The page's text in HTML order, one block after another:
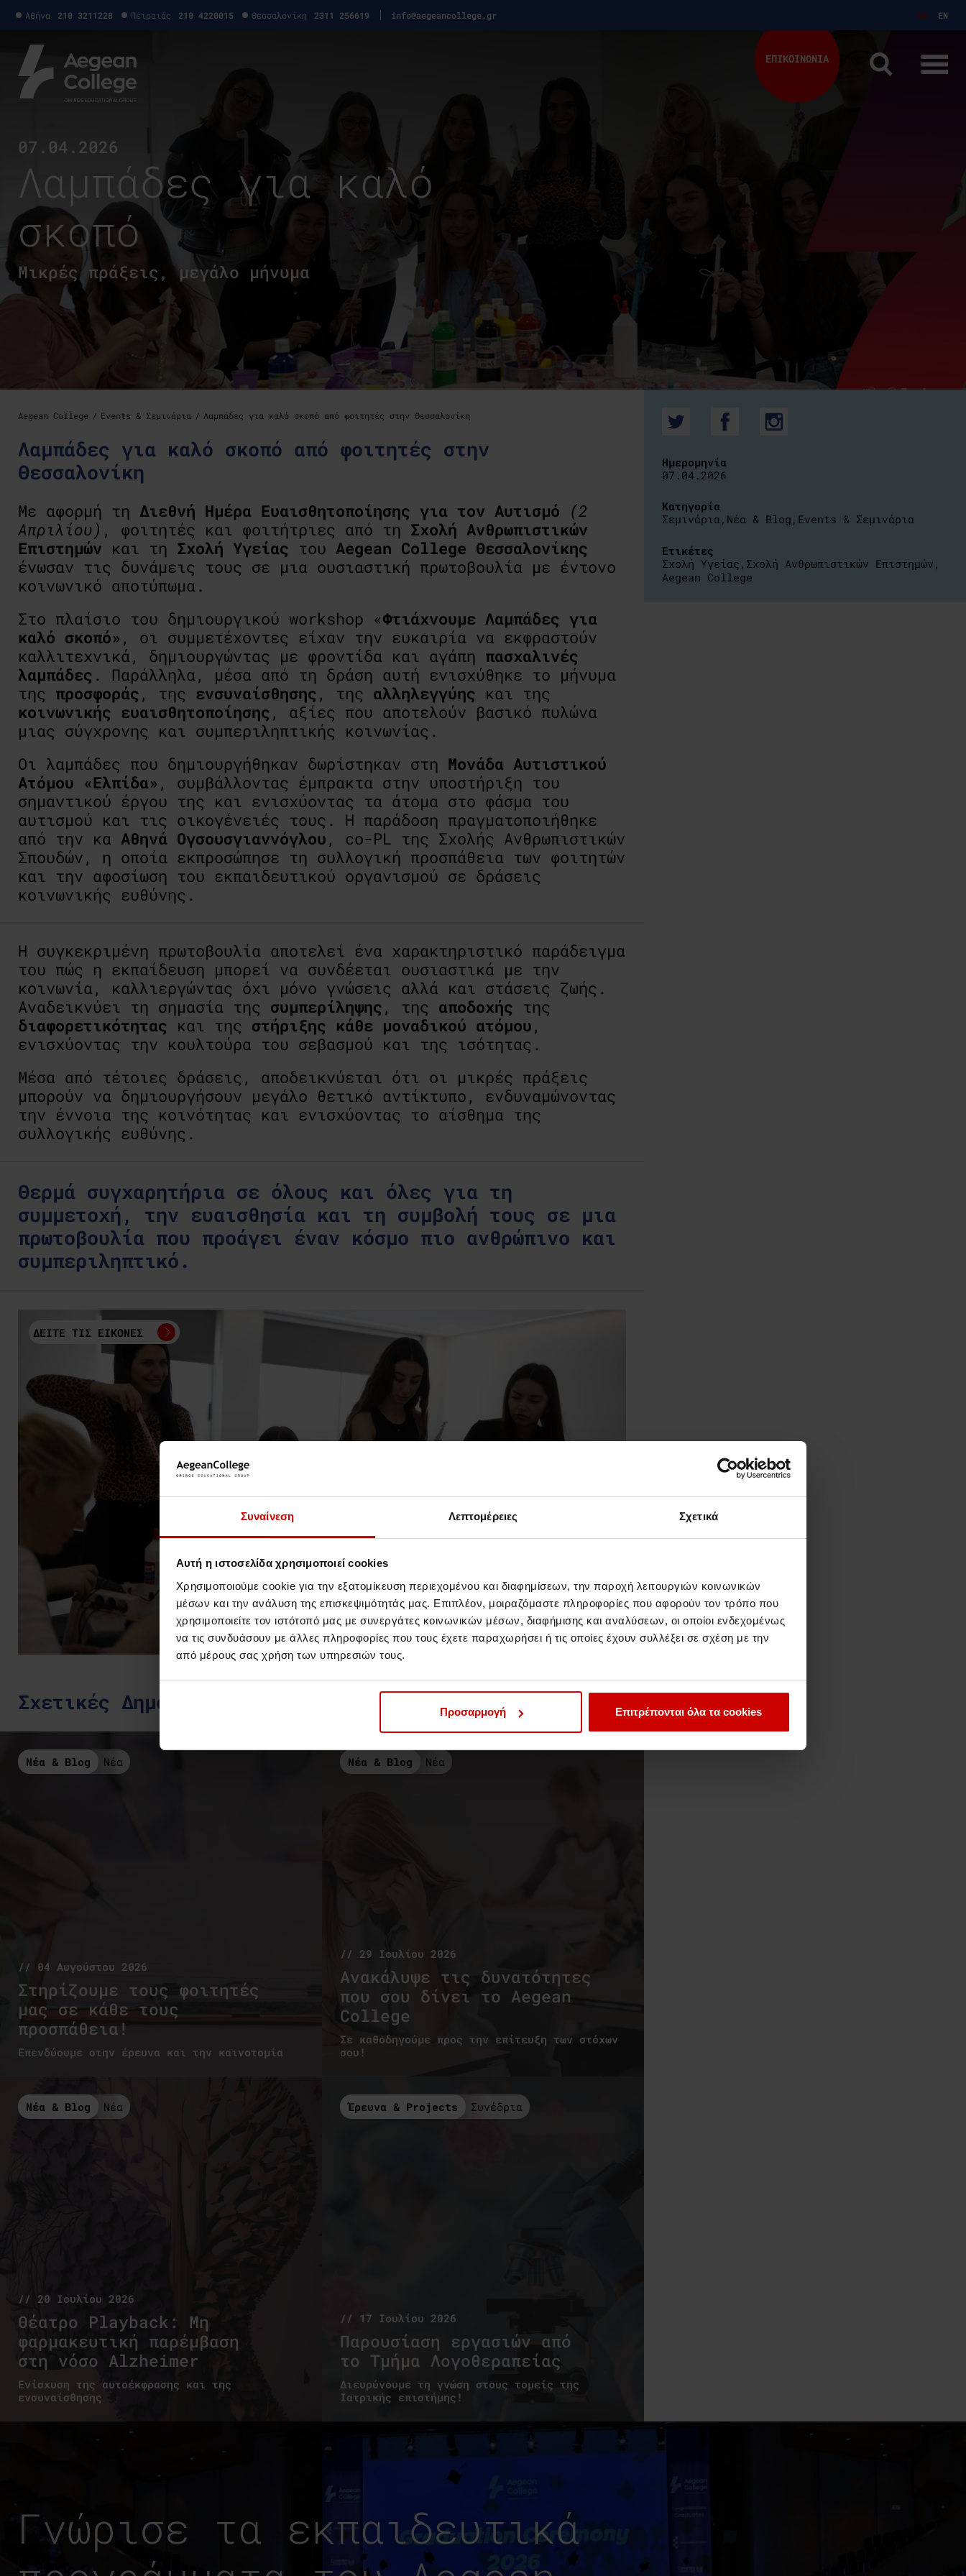
Συναίνεση Λεπτομέρειες Σχετικά
Αυτή η ιστοσελίδα χρησιμοποιεί cookies
Χρησιμοποιούμε cookie για την εξατομίκευση περιεχομένου και διαφημίσεων, την παροχή λειτουργιών κοινωνικών
μέσων και την ανάλυση της επισκεψιμότητάς μας. Επιπλέον, μοιραζόμαστε πληροφορίες που αφορούν τον τρόπο που
χρησιμοποιείτε τον ιστότοπό μας με συνεργάτες κοινωνικών μέσων, διαφήμισης και αναλύσεων, οι οποίοι ενδεχομένως
να τις συνδυάσουν με άλλες πληροφορίες που τους έχετε παραχωρήσει ή τις οποίες έχουν συλλέξει σε σχέση με την
από μέρους σας χρήση των υπηρεσιών τους.
Προσαρμογή Επιτρέπονται όλα τα cookies
Αθήνα 210 3211228 Πειραιάς 210 4220015 Θεσσαλονίκη 2311 256619 info@aegeancollege.gr GR EN
ΕΠΙΚΟΙΝΩΝΙΑ
07.04.2026
Λαμπάδες για καλό
σκοπό
Μικρές πράξεις, μεγάλο μήνυμα
Aegean College Events & Σεμινάρια Λαμπάδες για καλό σκοπό από φοιτητές στην Θεσσαλονίκη
Λαμπάδες για καλό σκοπό από φοιτητές στην
Θεσσαλονίκη
Με αφορμή τη Διεθνή Ημέρα Ευαισθητοποίησης για τον Αυτισμό (2
Απριλίου) , φοιτητές και φοιτήτριες από τη Σχολή Ανθρωπιστικών
Επιστημών και τη Σχολή Υγείας του Aegean College Θεσσαλονίκης
ένωσαν τις δυνάμεις τους σε μια ουσιαστική πρωτοβουλία με έντονο
κοινωνικό αποτύπωμα.
Στο πλαίσιο του δημιουργικού workshop «Φτιάχνουμε Λαμπάδες για
καλό σκοπό» , οι συμμετέχοντες είχαν την ευκαιρία να εκφραστούν
καλλιτεχνικά, δημιουργώντας με φροντίδα και αγάπη πασχαλινές
λαμπάδες . Παράλληλα, μέσα από τη δράση αυτή ενισχύθηκε το μήνυμα
της προσφοράς , της ενσυναίσθησης , της αλληλεγγύης και της
κοινωνικής ευαισθητοποίησης , αξίες που αποτελούν βασικό πυλώνα
μιας σύγχρονης και συμπεριληπτικής κοινωνίας.
Οι λαμπάδες που δημιουργήθηκαν δωρίστηκαν στη Μονάδα Αυτιστικού
Ατόμου «Ελπίδα» , συμβάλλοντας έμπρακτα στην υποστήριξη του
σημαντικού έργου της και ενισχύοντας τα άτομα στο φάσμα του
αυτισμού και τις οικογένειές τους. Η παράδοση πραγματοποιήθηκε
από την κα Αθηνά Ογσουσγιαννόγλου , co-PL της Σχολής Ανθρωπιστικών
Σπουδών, η οποία εκπροσώπησε τη συλλογική προσπάθεια των φοιτητών
και την αφοσίωση του εκπαιδευτικού οργανισμού σε δράσεις
κοινωνικής ευθύνης.
Η συγκεκριμένη πρωτοβουλία αποτελεί ένα χαρακτηριστικό παράδειγμα
του πώς η εκπαίδευση μπορεί να συνδέεται ουσιαστικά με την
κοινωνία, καλλιεργώντας όχι μόνο γνώσεις αλλά και στάσεις ζωής.
Αναδεικνύει τη σημασία της συμπερίληψης , της αποδοχής της
διαφορετικότητας και της στήριξης κάθε μοναδικού ατόμου ,
ενισχύοντας την κουλτούρα του σεβασμού και της ισότητας.
Μέσα από τέτοιες δράσεις, αποδεικνύεται ότι οι μικρές πράξεις
μπορούν να δημιουργήσουν μεγάλο θετικό αντίκτυπο, ενδυναμώνοντας
την έννοια της κοινότητας και ενισχύοντας το αίσθημα της
συλλογικής ευθύνης.
Θερμά συγχαρητήρια σε όλους και όλες για τη
συμμετοχή, την ευαισθησία και τη συμβολή τους σε μια
πρωτοβουλία που προάγει έναν κόσμο πιο ανθρώπινο και
συμπεριληπτικό.
ΔΕΙΤΕ ΤΙΣ ΕΙΚΟΝΕΣ
Σχετικές Δημοσιεύσεις
Νέα & Blog Νέα
// 04 Αυγούστου 2026
Στηρίζουμε τους φοιτητές
μας σε κάθε τους
προσπάθεια!
Επενδύουμε στην έρευνα και την καινοτομία
Νέα & Blog Νέα
// 29 Ιουλίου 2026
Ανακάλυψε τις δυνατότητες
που σου δίνει το Aegean
College
Σε καθοδηγούμε προς την επίτευξη των στόχων
σου!
Νέα & Blog Νέα
// 20 Ιουλίου 2026
Θέατρο Playback: Μη
φαρμακευτική παρέμβαση
στη νόσο Alzheimer
Ενίσχυση της αυτοέκφρασης και της
ενσυναίσθησης
Έρευνα & Projects Συνέδρια
// 17 Ιουλίου 2026
Παρουσίαση εργασιών από
το Τμήμα Λογοθεραπείας
Διευρύνουμε τη γνώση στους τομείς της
Ιατρικής επιστήμης!
Ημερομηνία
07.04.2026
Κατηγορία
Σεμινάρια, Νέα & Blog , Events & Σεμινάρια
Ετικέτες
Σχολή Υγείας , Σχολή Ανθρωπιστικών Επιστημών ,
Aegean College
Γνώρισε τα εκπαιδευτικά